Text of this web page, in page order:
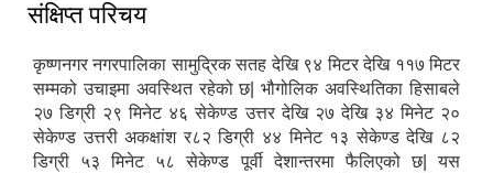
संक्षिप्त परिचय
कृष्णनगर नगरपालिका सामुद्रिक सतह देखि ९४ मिटर देखि ११७ मिटर
सम्मको उचाइमा अवस्थित रहेको छ| भौगोलिक अवस्थितिका हिसाबले
२७ डिग्री २९ मिनेट ४६ सेकेण्ड उत्तर देखि २७ देखि ३४ मिनेट २०
सेकेण्ड उत्तरी अकक्षांश र८२ डिग्री ४४ मिनेट १३ सेकेण्ड देखि ८२
डिग्री ५३ मिनेट ५८ सेकेण्ड पूर्वी देशान्तरमा फैलिएको छ| यस